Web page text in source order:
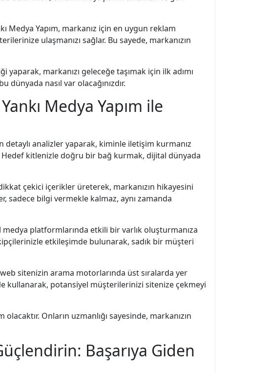
Medya Yapım, markanız için en uygun reklam
ulaşmanızı sağlar. Bu sayede, markanızın
yaparak, markanızı geleceğe taşımak için ilk adımı
nasıl var olacağınızdır.
Medya Yapım ile
detaylı analizler yaparak, kiminle iletişim kurmanız
Hedef kitlenizle doğru bir bağ kurmak, dijital dünyada
çekici içerikler üreterek, markanızın hikayesini
sadece bilgi vermekle kalmaz, aynı zamanda
medya platformlarında etkili bir varlık oluşturmanıza
etkileşimde bulunarak, sadık bir müşteri
sitenizin arama motorlarında üst sıralarda yer
kullanarak, potansiyel müşterilerinizi sitenize çekmeyi
Onların uzmanlığı sayesinde, markanızın
Başarıya Giden